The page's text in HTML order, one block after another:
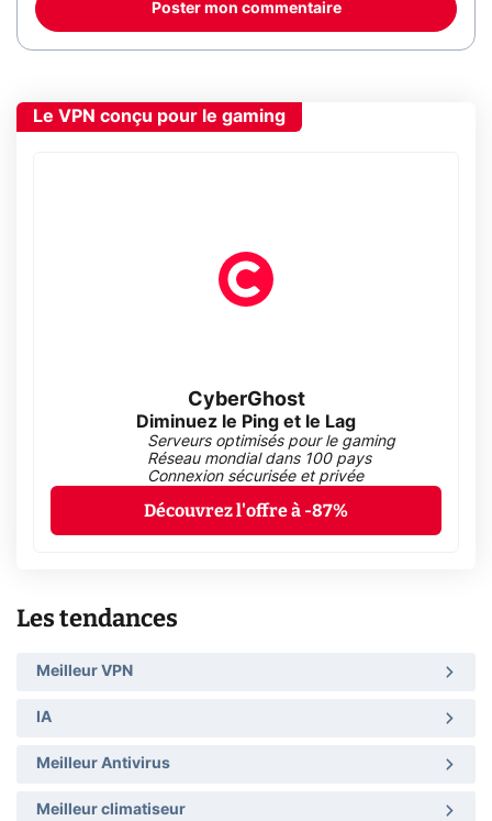
Poster mon commentaire
Le VPN conçu pour le gaming
CyberGhost
Diminuez le Ping et le Lag
Serveurs optimisés pour le gaming
Réseau mondial dans 100 pays
Connexion sécurisée et privée
Découvrez l'offre à -87%
Les tendances
Meilleur VPN
IA
Meilleur Antivirus
Meilleur climatiseur